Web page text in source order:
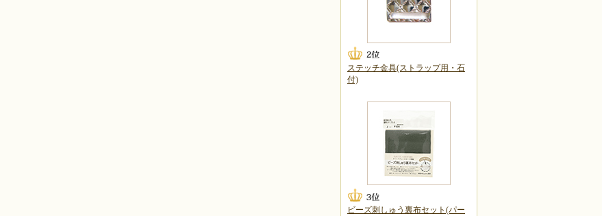
ステッチ金具(ストラップ用・石
付)
ビーズ刺しゅう裏布セット(パー